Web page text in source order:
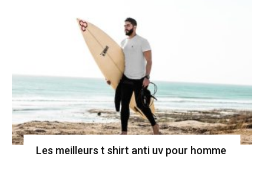
Les meilleurs t shirt anti uv pour homme